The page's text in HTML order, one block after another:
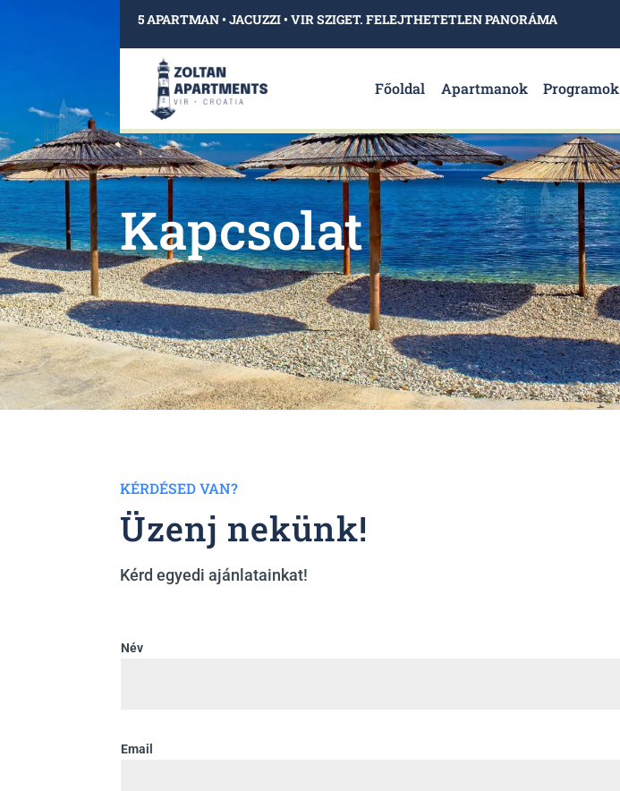
5 APARTMAN • JACUZZI • VIR SZIGET. FELEJTHETETLEN PANORÁMA
Főoldal Apartmanok Programok
Kapcsolat
KÉRDÉSED VAN?
Üzenj nekünk!
Kérd egyedi ajánlatainkat!
Név
Email